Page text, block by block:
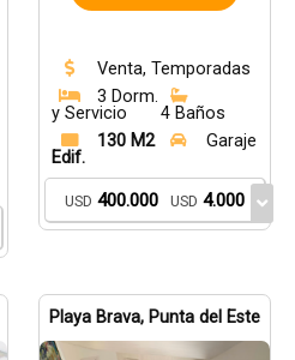
Venta, Temporadas
3 Dorm.
y Servicio
4 Baños
130 M2
Edif.
Garaje
USD 400.000 USD 4.000
Playa Brava, Punta del Este